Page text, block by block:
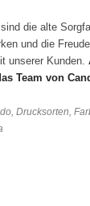
die alte
und die
unserer Kunden.
Team von
, Drucksorten,